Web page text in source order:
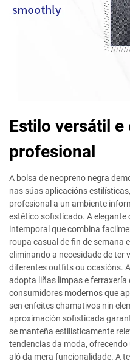
Estilo versátil e
profesional
A bolsa de neopreno negra
nas súas aplicacións
profesional a un ambiente
estético sofisticado. A elegante
intemporal que combina
roupa casual de fin de semana
eliminando a necesidade de ter
diferentes outfits ou ocasións.
adopta liñas limpas e
consumidores modernos que
sen enfeites chamativos nin
aproximación sofisticada
se manteña estilisticamente
tendencias da moda,
aló da mera funcionalidade. A